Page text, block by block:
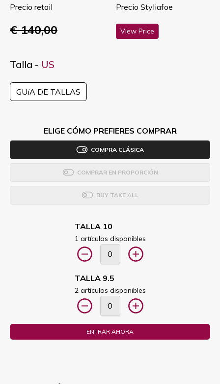
Precio retail
€ 140,00
Precio Styliafoe
View Price
Talla - US
GUíA DE TALLAS
ELIGE CÓMO PREFIERES COMPRAR
COMPRA CLÁSICA
COMPRAR EN PROPORCIÓN
BUY TAKE ALL
TALLA 10
1 artículos disponibles
TALLA 9.5
2 artículos disponibles
ENTRAR AHORA